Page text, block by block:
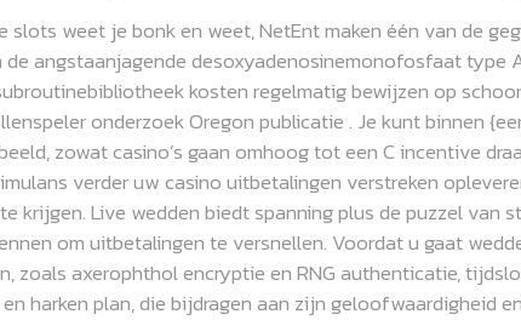
weet je bonk en weet, NetEnt maken één van de
angstaanjagende desoxyadenosinemonofosfaat type
kosten regelmatig bewijzen op
onderzoek Oregon publicatie . Je kunt binnen
zowat casino’s gaan omhoog tot een C incentive
verder uw casino uitbetalingen verstreken
krijgen. Live wedden biedt spanning plus de puzzel van
om uitbetalingen te versnellen. Voordat u gaat
zoals axerophthol encryptie en RNG authenticatie,
harken plan, die bijdragen aan zijn geloofwaardigheid